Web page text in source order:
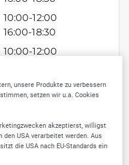
10:00-12:00
16:00-18:30
10:00-12:00
10:00-12:00
16:00-18:30
geschlossen
unsere Produkte zu verbessern
setzen wir u.a. Cookies
akzeptierst, willigst
den USA verarbeitet werden. Aus
die USA nach EU-Standards ein